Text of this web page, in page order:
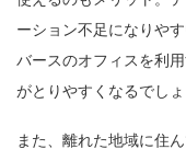
ーション不足になりや
バースのオフィスを利
がとりやすくなるでしょ
また、離れた地域に住